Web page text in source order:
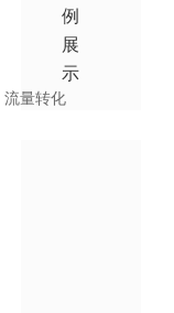
流量转化